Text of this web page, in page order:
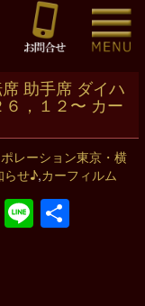
助手席 ダイハ
，１２〜 カー
レーション東京・横
らせ♪,カーフィルム
Line共